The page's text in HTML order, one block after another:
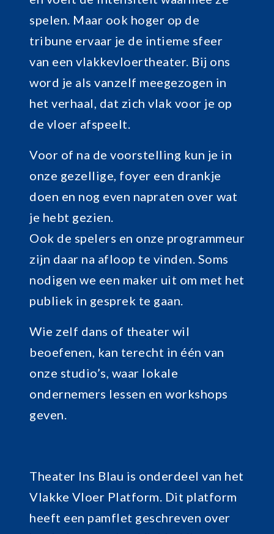
spelen. Maar ook hoger op de
tribune ervaar je de intieme sfeer
van een vlakkevloertheater. Bij ons
word je als vanzelf meegezogen in
het verhaal, dat zich vlak voor je op
de vloer afspeelt.
Voor of na de voorstelling kun je in
onze gezellige, foyer een drankje
doen en nog even napraten over wat
je hebt gezien.
Ook de spelers en onze programmeur
zijn daar na afloop te vinden. Soms
nodigen we een maker uit om met het
publiek in gesprek te gaan.
Wie zelf dans of theater wil
beoefenen, kan terecht in één van
onze studio’s, waar lokale
ondernemers lessen en workshops
geven.
Theater Ins Blau is onderdeel van het
Vlakke Vloer Platform. Dit platform
heeft een pamflet geschreven over